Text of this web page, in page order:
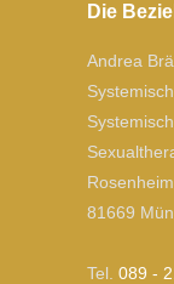
Die
Andrea
81669
Tel. 089 -